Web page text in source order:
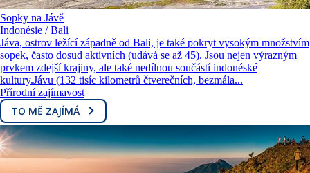
Sopky na Jávě
Indonésie / Bali
Jáva, ostrov ležící západně od Bali, je také pokryt vysokým množstvím
sopek, často dosud aktivních (udává se až 45). Jsou nejen výrazným
prvkem zdejší krajiny, ale také nedílnou součástí indonéské
kultury.Jávu (132 tisíc kilometrů čtverečních, bezmála...
Přírodní zajímavost
TO MĚ ZAJÍMÁ